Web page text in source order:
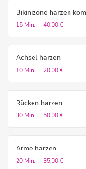
Bikinizone harzen
15 Min. 40,00 €
Achsel harzen
10 Min. 20,00 €
Rücken harzen
30 Min. 50,00 €
Arme harzen
20 Min. 35,00 €